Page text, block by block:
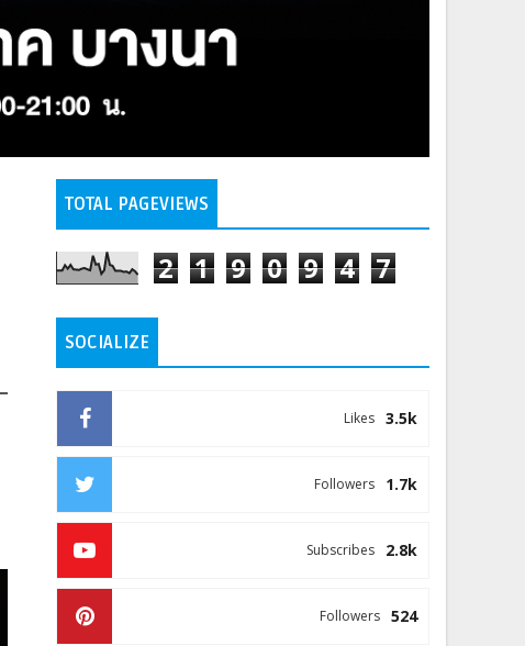
TOTAL PAGEVIEWS
2 1 9 0 9 4 7
SOCIALIZE
3.5k
Likes
1.7k
Followers
2.8k
Subscribes
524
Followers